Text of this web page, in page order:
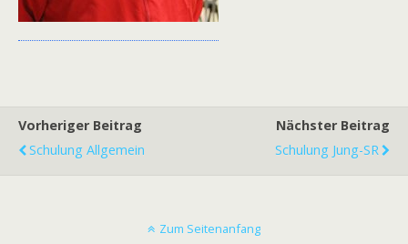
Vorheriger Beitrag
Schulung Allgemein
Nächster Beitrag
Schulung Jung-SR
Zum Seitenanfang